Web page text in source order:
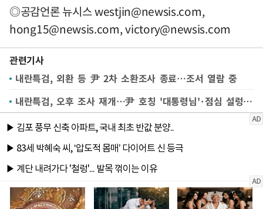
◎공감언론 뉴시스westjin@newsis.com,
hong15@newsis.com,victory@newsis.com
관련기사
내란특검, 외환 등 尹 2차 소환조사 종료…조서 열람 중
내란특검, 오후 조사 재개…尹 호칭 '대통령님'·점심 설렁탕(종합2보)